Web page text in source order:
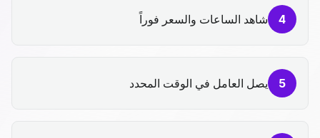
4 شاهد الساعات والسعر فوراً
5 يصل العامل في الوقت المحدد